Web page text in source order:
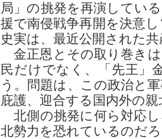
局」の挑発を再演してい
援で南侵戦争再開を決意
史実は、最近公開された
金正恩とその取り巻き
民だけでなく、「先王」
う。問題は、この政治と
庇護、迎合する国内外の
北側の挑発に何ら対応
北勢力を恐れているのだ